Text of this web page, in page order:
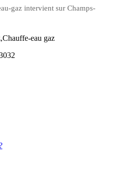
gaz intervient sur Champs-
eau gaz